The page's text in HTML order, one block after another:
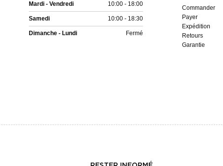
Mardi - Vendredi 10:00 - 18:00
Samedi 10:00 - 18:30
Dimanche - Lundi Fermé
Commander
Payer
Expédition
Retours
Garantie